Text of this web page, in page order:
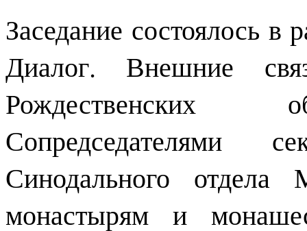
Заседание состоялось в
Диалог. Внешние
Рождественских
Сопредседателями
Синодального отдела
монастырям и